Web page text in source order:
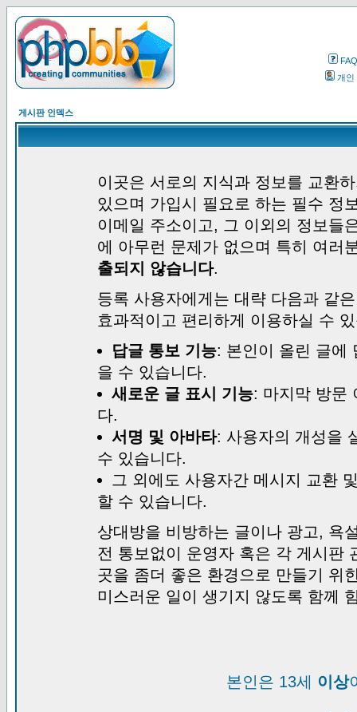
FAQ
개인
게시판 인덱스
이곳은 서로의 지식과 정보를 교환
있으며 가입시 필요로 하는 필수 정
이메일 주소이고, 그 이외의 정보들
에 아무런 문제가 없으며 특히 여러
출되지 않습니다.
등록 사용자에게는 대략 다음과 같
효과적이고 편리하게 이용하실 수
답글 통보 기능: 본인이 올린 글에
을 수 있습니다.
새로운 글 표시 기능: 마지막 방문
다.
서명 및 아바타: 사용자의 개성을
수 있습니다.
그 외에도 사용자간 메시지 교환
할 수 있습니다.
상대방을 비방하는 글이나 광고, 욕
전 통보없이 운영자 혹은 각 게시판
곳을 좀더 좋은 환경으로 만들기 위
미스러운 일이 생기지 않도록 함께
본인은 13세 이상